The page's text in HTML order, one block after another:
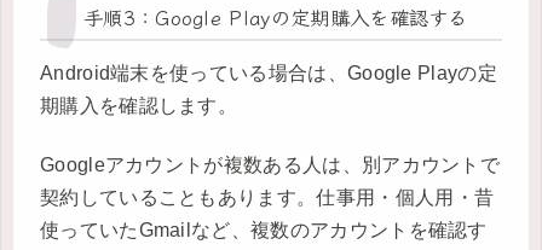
手順3：Google Playの定期購入を確認する
Android端末を使っている場合は、Google Playの定
期購入を確認します。
Googleアカウントが複数ある人は、別アカウントで
契約していることもあります。仕事用・個人用・昔
使っていたGmailなど、複数のアカウントを確認す